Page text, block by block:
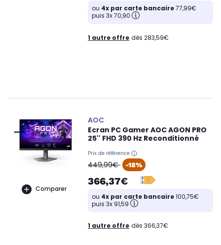
ou 4x par carte bancaire77,99€
puis 3x 70,90
1 autre offre dès 283,59€
Comparer
AOC
Ecran PC Gamer AOC AGON PRO
25'' FHD 390 Hz Reconditionné
Prix de référence
oldPrice
449,99€ -18%
366,37€
ou 4x par carte bancaire100,75€
puis 3x 91,59
1 autre offre dès 366,37€